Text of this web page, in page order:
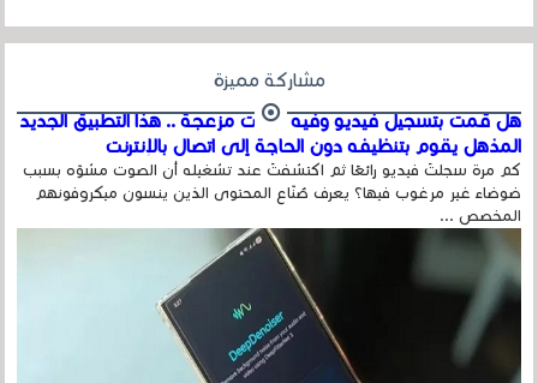
مشاركة مميزة
هل قمت بتسجيل فيديو وفيه أصوت مزعجة .. هذا التطبيق الجديد
المذهل يقوم بتنظيفه دون الحاجة إلى اتصال بالإنترنت
كم مرة سجلتَ فيديو رائعًا ثم اكتشفتَ عند تشغيله أن الصوت مشوّه بسبب
ضوضاء غير مرغوب فيها؟ يعرف صُنّاع المحتوى الذين ينسون ميكروفونهم
المخصص ...